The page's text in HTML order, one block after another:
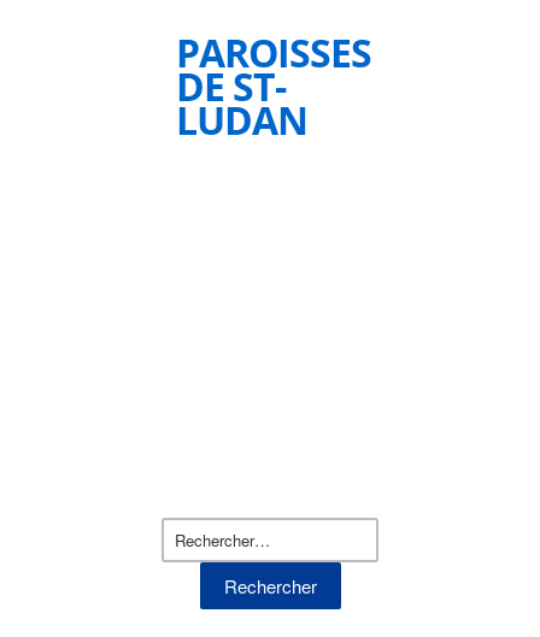
PAROISSES
DE ST-
LUDAN
Rechercher :